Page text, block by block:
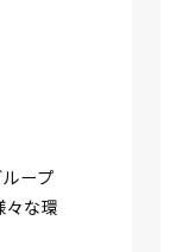
ープ
々な環